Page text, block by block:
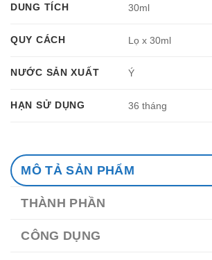
DUNG TÍCH 30ml
QUY CÁCH Lọ x 30ml
NƯỚC SẢN XUẤT Ý
HẠN SỬ DỤNG 36 tháng
MÔ TẢ SẢN PHẨM
THÀNH PHẦN
CÔNG DỤNG